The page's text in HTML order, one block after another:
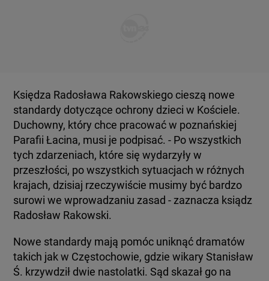
Księdza Radosława Rakowskiego cieszą nowe
standardy dotyczące ochrony dzieci w Kościele.
Duchowny, który chce pracować w poznańskiej
Parafii Łacina, musi je podpisać. - Po wszystkich
tych zdarzeniach, które się wydarzyły w
przeszłości, po wszystkich sytuacjach w różnych
krajach, dzisiaj rzeczywiście musimy być bardzo
surowi we wprowadzaniu zasad - zaznacza ksiądz
Radosław Rakowski.
Nowe standardy mają pomóc uniknąć dramatów
takich jak w Częstochowie, gdzie wikary Stanisław
Ś. krzywdził dwie nastolatki. Sąd skazał go na